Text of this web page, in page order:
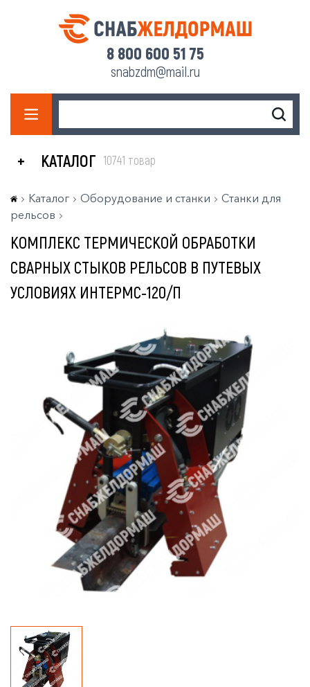
8 800 600 51 75
snabzdm@mail.ru
КАТАЛОГ 10741 товар
Каталог Оборудование и станки
Станки для
рельсов
КОМПЛЕКС ТЕРМИЧЕСКОЙ ОБРАБОТКИ
СВАРНЫХ СТЫКОВ РЕЛЬСОВ В ПУТЕВЫХ
УСЛОВИЯХ ИНТЕРМС-120/П